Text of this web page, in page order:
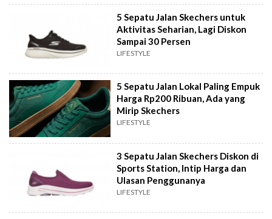
5 Sepatu Jalan Skechers untuk
Aktivitas Seharian, Lagi Diskon
Sampai 30 Persen
LIFESTYLE
5 Sepatu Jalan Lokal Paling Empuk
Harga Rp200 Ribuan, Ada yang
Mirip Skechers
LIFESTYLE
3 Sepatu Jalan Skechers Diskon di
Sports Station, Intip Harga dan
Ulasan Penggunanya
LIFESTYLE